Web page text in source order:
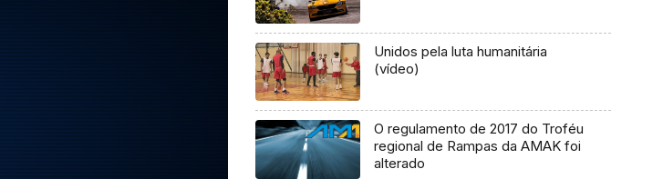
Unidos pela luta humanitária
(vídeo)
O regulamento de 2017 do Troféu
regional de Rampas da AMAK foi
alterado